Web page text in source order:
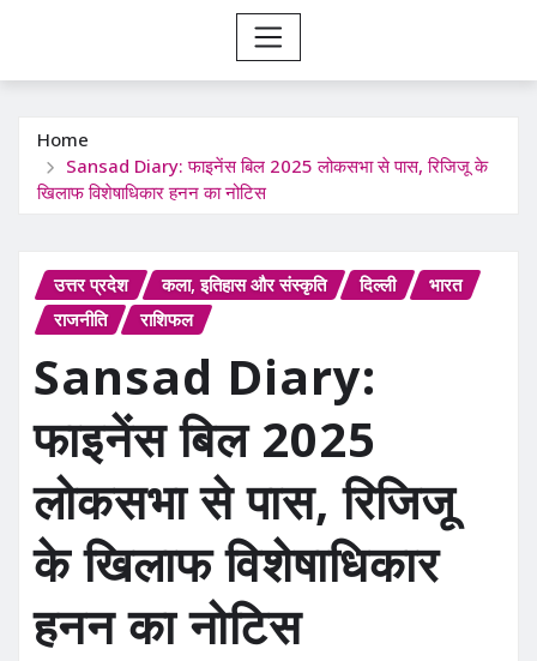
Home
Sansad Diary: फाइनेंस बिल 2025 लोकसभा से पास, रिजिजू के
खिलाफ विशेषाधिकार हनन का नोटिस
उत्तर प्रदेश कला, इतिहास और संस्कृति दिल्ली
भारत
राजनीति
राशिफल
Sansad Diary:
फाइनेंस बिल 2025
लोकसभा से पास, रिजिजू
के खिलाफ विशेषाधिकार
हनन का नोटिस